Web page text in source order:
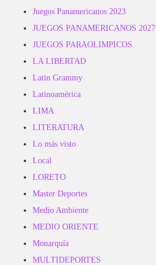
Juegos Panamericanos 2023
JUEGOS PANAMERICANOS 2027
JUEGOS PARAOLIMPICOS
LA LIBERTAD
Latin Grammy
Latinoamérica
LIMA
LITERATURA
Lo más visto
Local
LORETO
Master Deportes
Medio Ambiente
MEDIO ORIENTE
Monarquía
MULTIDEPORTES